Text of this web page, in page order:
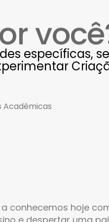
específicas,
Acadêmicas
conhecemos hoje